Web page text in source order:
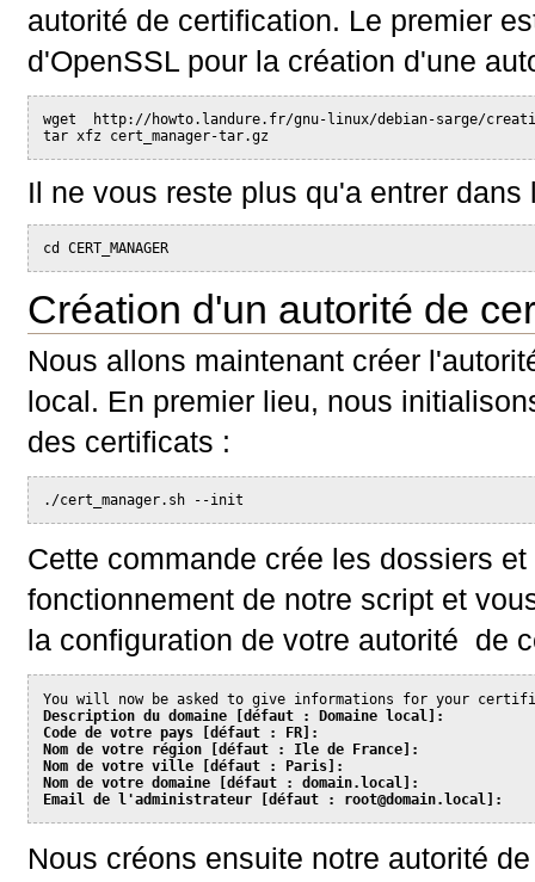
autorité de certification. Le premier
d'OpenSSL pour la création d'une
wget  http://howto.landure.fr/gnu-linux/debian-sarge/
tar xfz cert_manager-tar.gz
Il ne vous reste plus qu'a entrer
cd CERT_MANAGER
Création d'un autorité de
Nous allons maintenant créer
local. En premier lieu, nous
des certificats :
./cert_manager.sh --init
Cette commande crée les dossiers
fonctionnement de notre script et
la configuration de votre autorité de
You will now be asked to give informations for your
Description du domaine [défaut : Domaine local]:
Code de votre pays [défaut : FR]:
Nom de votre région [défaut : Ile de France]:
Nom de votre ville [défaut : Paris]:
Nom de votre domaine [défaut : domain.local]:
Email de l'administrateur [défaut : root@domain.local]:
Nous créons ensuite notre autorité